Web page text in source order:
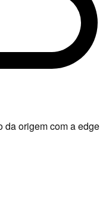
da origem com a edge